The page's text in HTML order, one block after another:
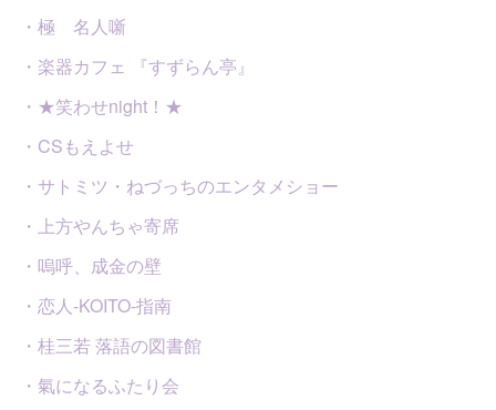
・極 名人噺
・楽器カフェ 『すずらん亭』
・★笑わせnight！★
・CSもえよせ
・サトミツ・ねづっちのエンタメショー
・上方やんちゃ寄席
・嗚呼、成金の壁
・恋人-KOITO-指南
・桂三若 落語の図書館
・氣になるふたり会